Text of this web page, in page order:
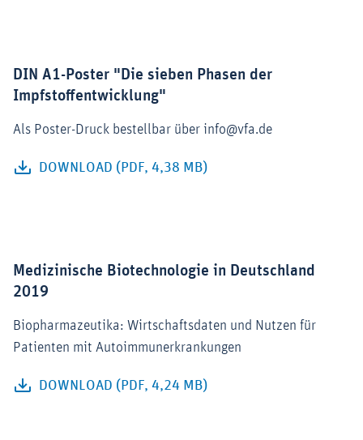
DIN A1-Poster "Die sieben Phasen der
Impfstoffentwicklung"
Als Poster-Druck bestellbar über info@vfa.de
DOWNLOAD (PDF, 4,38 MB)
Medizinische Biotechnologie in Deutschland
2019
Biopharmazeutika: Wirtschaftsdaten und Nutzen für
Patienten mit Autoimmunerkrankungen
DOWNLOAD (PDF, 4,24 MB)